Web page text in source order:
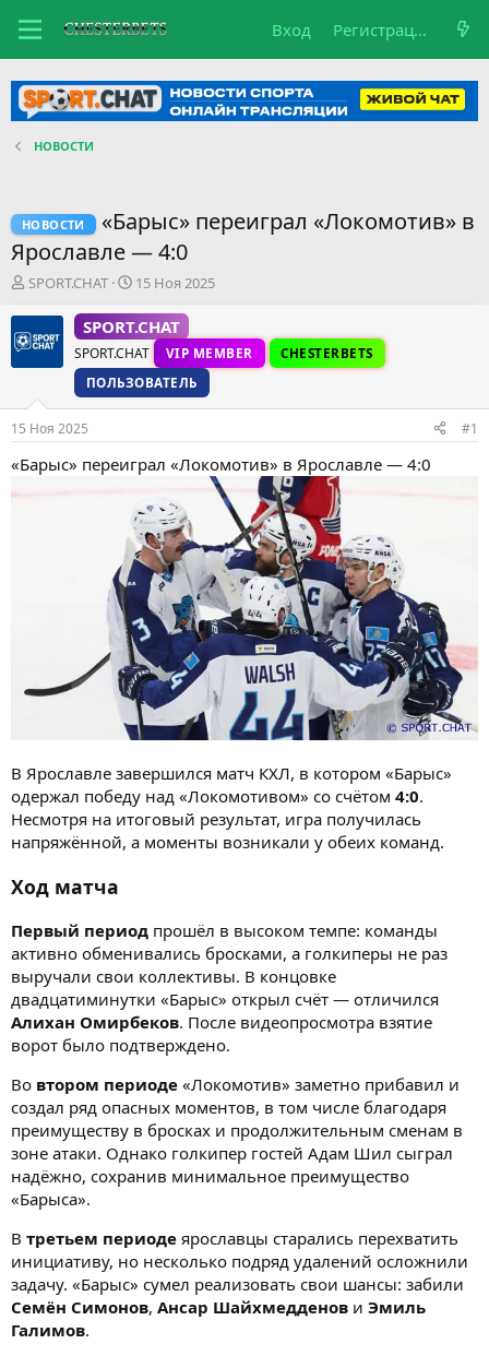
Вход Регистрация
НОВОСТИ
НОВОСТИ
«Барыс» переиграл «Локомотив» в
Ярославле — 4:0
А
т
о
е
м
ы
SPORT.CHAT
Д
т
а
н
а
ч
л
а
15 Ноя 2025
SPORT.CHAT
SPORT.CHAT VIP MEMBER
CHESTERBETS
ПОЛЬЗОВАТЕЛЬ
15 Ноя 2025 #1
«Барыс» переиграл «Локомотив» в Ярославле — 4:0
В Ярославле завершился матч КХЛ, в котором «Барыс»
одержал победу над «Локомотивом» со счётом 4:0.
Несмотря на итоговый результат, игра получилась
напряжённой, а моменты возникали у обеих команд.
Ход матча
Первый период прошёл в высоком темпе: команды
активно обменивались бросками, а голкиперы не раз
выручали свои коллективы. В концовке
двадцатиминутки «Барыс» открыл счёт — отличился
Алихан Омирбеков. После видеопросмотра взятие
ворот было подтверждено.
Во втором периоде «Локомотив» заметно прибавил и
создал ряд опасных моментов, в том числе благодаря
преимуществу в бросках и продолжительным сменам в
зоне атаки. Однако голкипер гостей Адам Шил сыграл
надёжно, сохранив минимальное преимущество
«Барыса».
В третьем периоде ярославцы старались перехватить
инициативу, но несколько подряд удалений осложнили
задачу. «Барыс» сумел реализовать свои шансы: забили
Семён Симонов, Ансар Шайхмедденов и Эмиль
Галимов.